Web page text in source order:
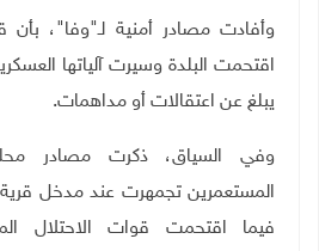
وأفادت مصادر أمنية لـ"وفا"،
اقتحمت البلدة وسيرت آلياتها
يبلغ عن اعتقالات أو مداهمات.
وفي السياق، ذكرت مصادر
المستعمرين تجمهرت عند مدخل قرية
فيما اقتحمت قوات الاحتلال